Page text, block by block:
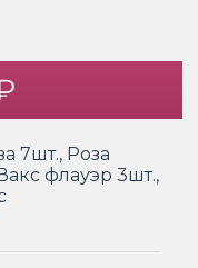
7шт., Роза
флауэр 3шт.,